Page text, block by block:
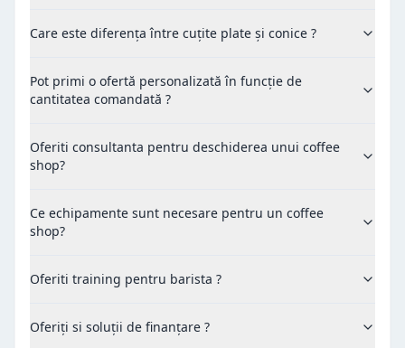
Care este diferența între cuțite plate și conice ?
Pot primi o ofertă personalizată în funcție de
cantitatea comandată ?
Oferiti consultanta pentru deschiderea unui coffee
shop?
Ce echipamente sunt necesare pentru un coffee
shop?
Oferiti training pentru barista ?
Oferiți si soluții de finanțare ?